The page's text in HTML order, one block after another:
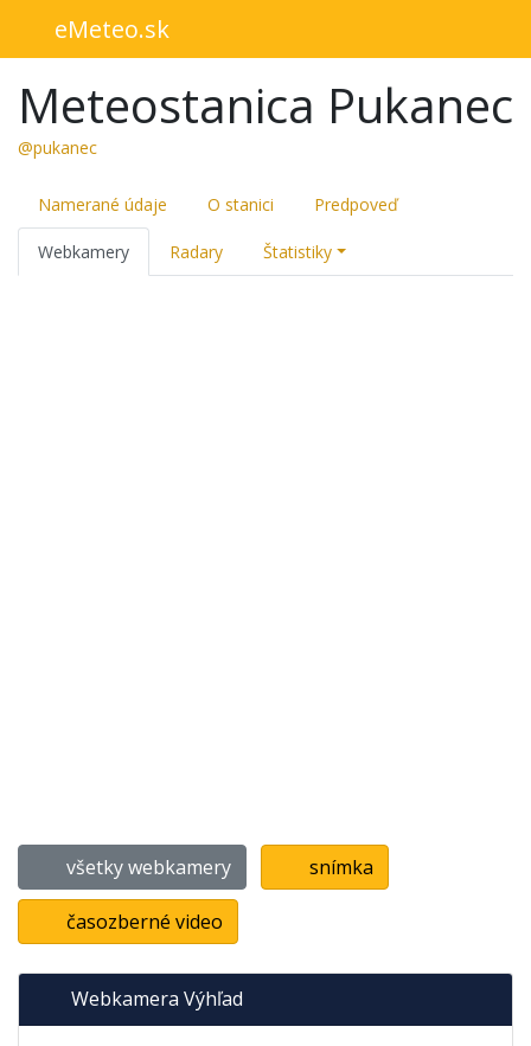
eMeteo.sk
Meteostanica Pukanec
@pukanec
Namerané údaje O stanici Predpoveď
Webkamery Radary Štatistiky
všetky webkamery snímka
časozberné video
Webkamera Výhľad